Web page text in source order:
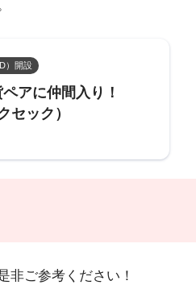
）開設
アに仲間入り！
セック）
非ご参考ください！